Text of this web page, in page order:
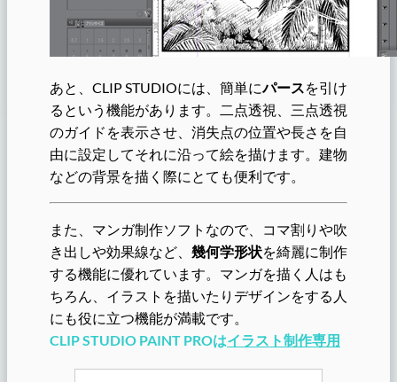
あと、CLIP STUDIOには、簡単にパースを引け
るという機能があります。二点透視、三点透視
のガイドを表示させ、消失点の位置や長さを自
由に設定してそれに沿って絵を描けます。建物
などの背景を描く際にとても便利です。
また、マンガ制作ソフトなので、コマ割りや吹
き出しや効果線など、 幾何学形状を綺麗に制作
する機能に優れています。マンガを描く人はも
ちろん、イラストを描いたりデザインをする人
にも役に立つ機能が満載です。
CLIP STUDIO PAINT PROはイラスト制作専用